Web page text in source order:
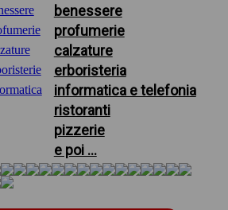
benessere
profumerie
calzature
erboristeria
informatica e telefonia
ristoranti
pizzerie
e poi ...